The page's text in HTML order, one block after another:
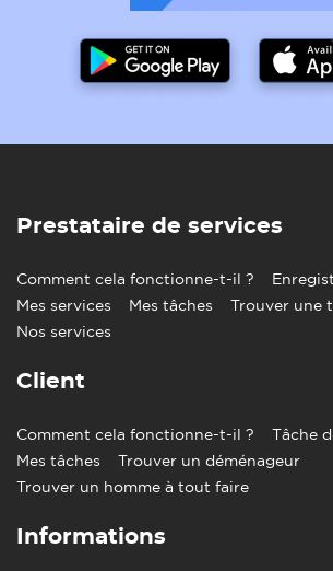
Prestataire de services
Comment cela fonctionne-t-il ?
Mes services
Mes tâches
Trouver une
Nos services
Client
Comment cela fonctionne-t-il ?
Tâche
Mes tâches
Trouver un déménageur
Trouver un homme à tout faire
Informations